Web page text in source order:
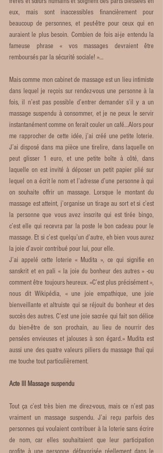
eux, mais sont inaccessibles financièrement pour
beaucoup de personnes, et peut-être pour ceux qui en
auraient le plus besoin. Combien de fois ai-je entendu la
fameuse phrase « vos massages devraient être
remboursés par la sécurité sociale! »…
Mais comme mon cabinet de massage est un lieu intimiste
dans lequel je reçois sur rendez-vous une personne à la
fois, il n’est pas possible d’entrer demander s’il y a un
massage suspendu à consommer, et je ne peux le servir
instantanément comme on ferait couler un café…Alors pour
me rapprocher de cette idée, j’ai créé une petite loterie.
J’ai disposé dans ma pièce une tirelire, dans laquelle on
peut glisser 1 euro, et une petite boîte à côté, dans
laquelle on est invité à déposer un petit papier plié sur
lequel on a écrit le nom et l’adresse d’une personne à qui
on souhaite offrir un massage. Lorsque le montant du
massage est atteint, j’organise un tirage au sort et si c’est
la personne que vous avez inscrite qui est tirée bingo,
c’est elle qui recevra par la poste le bon cadeau pour le
massage. Et si c’est quelqu’un d’autre, eh bien vous aurez
la joie d’avoir contribué pour lui, pour elle.
J’ai appelé cette loterie « Mudita », ce qui signifie en
sanskrit et en pali « la joie du bonheur des autres » -ou
comment être toujours heureux. «C’est plus précisément »,
nous dit Wikipédia, « une joie empathique, une joie
bienveillante et altruiste qui se réjouit du bonheur et des
succès des autres. C’est une joie sacrée qui fait son délice
du bien-être de son prochain, au lieu de nourrir des
pensées envieuses et jalouses à son égard.» Mudita est
aussi une des quatre valeurs piliers du massage thaï qui
me touche tout particulièrement.
Acte III Massage suspendu
Tout ça c’est très bien me direz-vous, mais ce n’est pas
vraiment un massage suspendu. J’ai reçu parfois des
personnes qui voulaient contribuer à la loterie sans écrire
de nom, car elles souhaitaient que leur participation